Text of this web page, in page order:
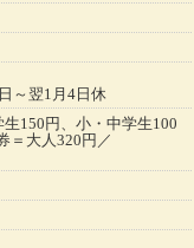
～翌1月4日休
150円、小・中学生100
＝大人320円／